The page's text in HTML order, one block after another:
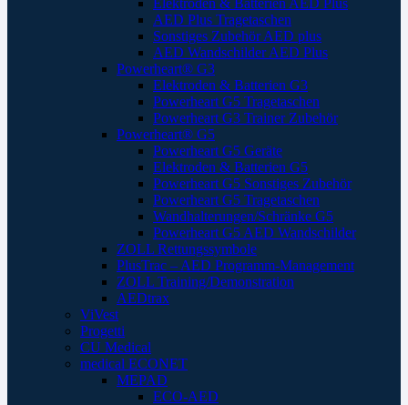
Elektroden & Batterien AED Plus
AED Plus Tragetaschen
Sonstiges Zubehör AED plus
AED Wandschilder AED Plus
Powerheart® G3
Elektroden & Batterien G3
Powerheart G5 Tragetaschen
Powerheart G3 Trainer Zubehör
Powerheart® G5
Powerheart G5 Geräte
Elektroden & Batterien G5
Powerheart G5 Sonstiges Zubehör
Powerheart G5 Tragetaschen
Wandhalterungen/Schränke G5
Powerheart G5 AED Wandschilder
ZOLL Rettungssymbole
PlusTrac – AED Programm-Management
ZOLL Training/Demonstration
AEDtrax
ViVest
Progetti
CU Medical
medical ECONET
MEPAD
ECO-AED